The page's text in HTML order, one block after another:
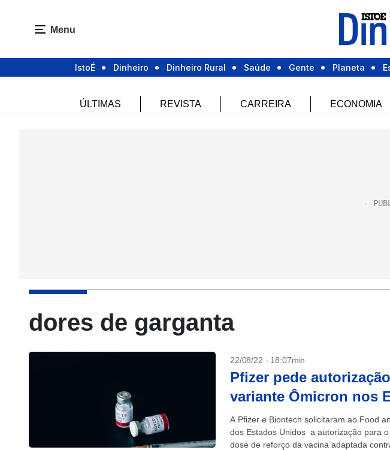
Menu
IstoÉ Dinheiro Dinheiro Rural Saúde Gente Planeta
ÚLTIMAS REVISTA CARREIRA ECONOMIA
dores de garganta
22/08/22 - 18:07min
Pfizer pede
variante Ômicron nos
A Pfizer e Biontech solicitaram ao Food
dos Estados Unidos a autorização para
dose de reforço da vacina adaptada